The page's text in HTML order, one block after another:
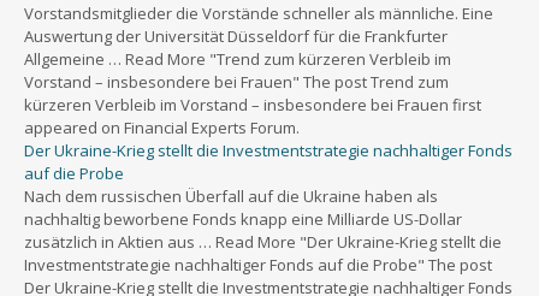
Vorstandsmitglieder die Vorstände schneller als männliche. Eine
Auswertung der Universität Düsseldorf für die Frankfurter
Allgemeine … Read More "Trend zum kürzeren Verbleib im
Vorstand – insbesondere bei Frauen" The post Trend zum
kürzeren Verbleib im Vorstand – insbesondere bei Frauen first
appeared on Financial Experts Forum.
Der Ukraine-Krieg stellt die Investmentstrategie nachhaltiger Fonds
auf die Probe
Nach dem russischen Überfall auf die Ukraine haben als
nachhaltig beworbene Fonds knapp eine Milliarde US-Dollar
zusätzlich in Aktien aus … Read More "Der Ukraine-Krieg stellt die
Investmentstrategie nachhaltiger Fonds auf die Probe" The post
Der Ukraine-Krieg stellt die Investmentstrategie nachhaltiger Fonds